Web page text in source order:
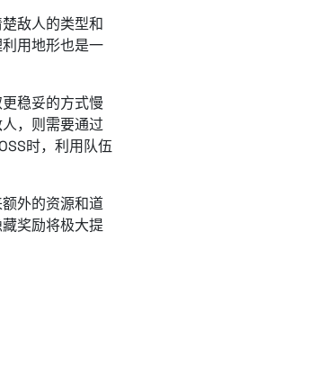
敌人的类型和
用地形也是一
稳妥的方式慢
，则需要通过
时，利用队伍
外的资源和道
奖励将极大提